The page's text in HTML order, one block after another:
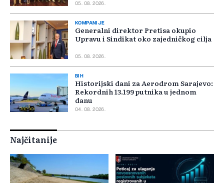
05. 08. 2026.
KOMPANIJE
Generalni direktor Pretisa okupio
Upravu i Sindikat oko zajedničkog cilja
05. 08. 2026.
BIH
Historijski dani za Aerodrom Sarajevo:
Rekordnih 13.199 putnika u jednom
danu
04. 08. 2026.
Najčitanije